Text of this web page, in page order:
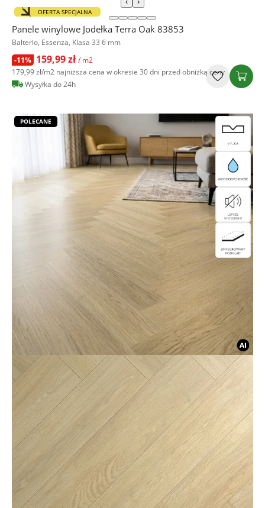
OFERTA SPECJALNA
Panele winylowe Jodełka Terra Oak 83853
Balterio, Essenza, Klasa 33 6 mm
-11% 159,99 zł / m2
179,99 zł/m2 najniższa cena w okresie 30 dni przed obniżką ceny
Wysyłka do 24h
POLECANE